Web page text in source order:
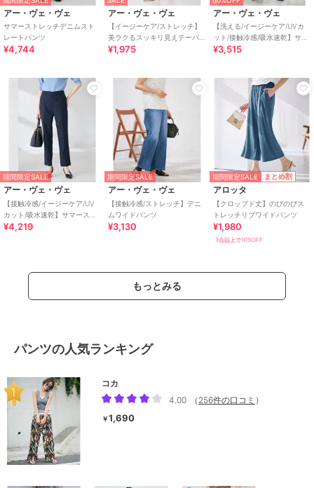
アー・ヴェ・ヴェ
サマーストレッチデニムスト
レートパンツ
¥4,744
アー・ヴェ・ヴェ
【イージーケア/ストレッチ】
美ラクるスッキリ見えテーパ
ードパンツ
¥1,975
アー・ヴェ・ヴェ
【洗える/イージーケア/UVカ
ット/接触冷感/吸水速乾】サマ
ーストレッチクロップドパン
¥3,515
期間限定SALE
アー・ヴェ・ヴェ
【接触冷感/イージーケア/UV
カット/吸水速乾】サマースト
レッチテーパードパンツ
¥4,219
期間限定SALE
アー・ヴェ・ヴェ
【接触冷感/ストレッチ】デニ
ムワイドパンツ
¥3,130
期間限定SALE まとめ割
アロッタ
【クロップド丈】のびのびス
トレッチリブワイドパンツ
¥1,980
3点以上で10%OFF
もっとみる
パンツの人気ランキング
コカ
4.00
（ 256件の口コミ ）
￥1,690